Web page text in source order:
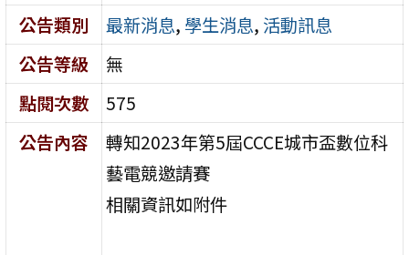
公告類別
最新消息, 學生消息, 活動訊息
公告等級
無
點閱次數
575
公告內容
轉知2023年第5屆CCCE城市盃數位科
藝電競邀請賽
相關資訊如附件